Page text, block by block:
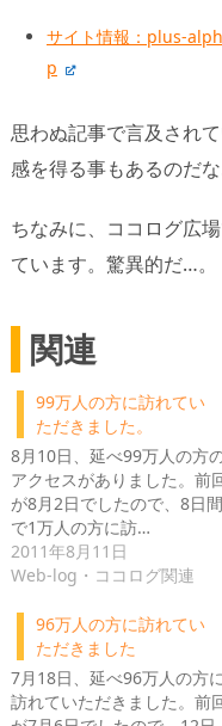
サイト情報：plus-
p
思わぬ記事で言及され
感を得る事もあるのだな
ちなみに、ココログ広
ています。驚異的だ…。
関連
99万人の方に訪れてい
ただきました。
8月10日、延べ99万人の方
アクセスがありました。前
が8月2日でしたので、8日間
で1万人の方に訪…
2011年8月11日
Web-log・ココログ関連
96万人の方に訪れてい
ただきました
7月18日、延べ96万人の方
訪れていただきました。前